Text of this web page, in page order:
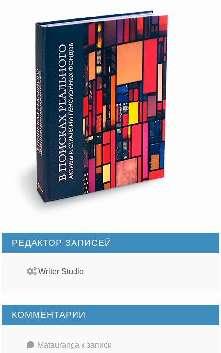
РЕДАКТОР ЗАПИСЕЙ
Writer Studio
КОММЕНТАРИИ
Matauranga к записи